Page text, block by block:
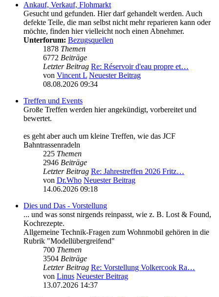
Ankauf, Verkauf, Flohmarkt
Gesucht und gefunden. Hier darf gehandelt werden. Auch
defekte Teile, die man selbst nicht mehr reparieren kann oder
möchte, finden hier vielleicht noch einen Abnehmer.
Unterforum: Bezugsquellen
1878 Themen
6772 Beiträge
Letzter Beitrag Re: Réservoir d'eau propre et…
von Vincent L Neuester Beitrag
08.08.2026 09:34
Treffen und Events
Große Treffen werden hier angekündigt, vorbereitet und
bewertet.
es geht aber auch um kleine Treffen, wie das JCF
Bahntrassenradeln
225 Themen
2946 Beiträge
Letzter Beitrag Re: Jahrestreffen 2026 Fritz…
von Dr.Who Neuester Beitrag
14.06.2026 09:18
Dies und Das - Vorstellung
... und was sonst nirgends reinpasst, wie z. B. Lost & Found,
Kochrezepte.
Allgemeine Technik-Fragen zum Wohnmobil gehören in die
Rubrik "Modellübergreifend"
700 Themen
3504 Beiträge
Letzter Beitrag Re: Vorstellung Volkercook Ra…
von Linus Neuester Beitrag
13.07.2026 14:37